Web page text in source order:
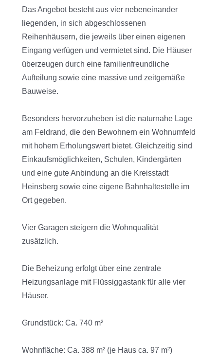
Das Angebot besteht aus vier nebeneinander
liegenden, in sich abgeschlossenen
Reihenhäusern, die jeweils über einen eigenen
Eingang verfügen und vermietet sind. Die Häuser
überzeugen durch eine familienfreundliche
Aufteilung sowie eine massive und zeitgemäße
Bauweise.
Besonders hervorzuheben ist die naturnahe Lage
am Feldrand, die den Bewohnern ein Wohnumfeld
mit hohem Erholungswert bietet. Gleichzeitig sind
Einkaufsmöglichkeiten, Schulen, Kindergärten
und eine gute Anbindung an die Kreisstadt
Heinsberg sowie eine eigene Bahnhaltestelle im
Ort gegeben.
Vier Garagen steigern die Wohnqualität
zusätzlich.
Die Beheizung erfolgt über eine zentrale
Heizungsanlage mit Flüssiggastank für alle vier
Häuser.
Grundstück: Ca. 740 m²
Wohnfläche: Ca. 388 m² (je Haus ca. 97 m²)